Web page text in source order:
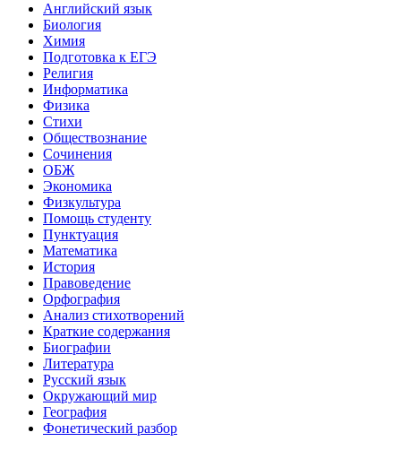
Английский язык
Биология
Химия
Подготовка к ЕГЭ
Религия
Информатика
Физика
Стихи
Обществознание
Сочинения
ОБЖ
Экономика
Физкультура
Помощь студенту
Пунктуация
Математика
История
Правоведение
Орфография
Анализ стихотворений
Краткие содержания
Биографии
Литература
Русский язык
Окружающий мир
География
Фонетический разбор